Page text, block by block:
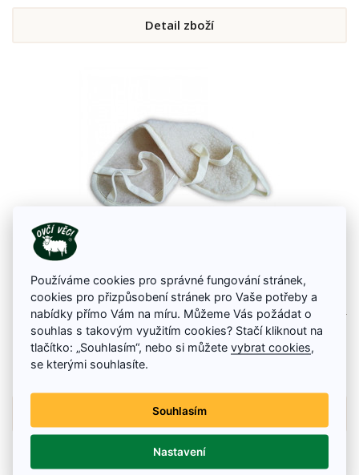
Detail zboží
Mini ledvinový pás
Mini ledvinový pás z ovčí vlny zakryje pouze kříže neboli bedra, které jsou
nejchoulostivější na prochladnutí. Není vidět pod oblečením a také nevadí
v pohybu např. při práci. Výborný je i pro děti.
219 Kč
Detail zboží
Používáme cookies pro správné fungování stránek,
cookies pro přizpůsobení stránek pro Vaše potřeby a
nabídky přímo Vám na míru. Můžeme Vás požádat o
souhlas s takovým využitím cookies? Stačí kliknout na
tlačítko: „Souhlasím“, nebo si můžetevybrat cookies,
se kterými souhlasíte.
Souhlasím
Nastavení